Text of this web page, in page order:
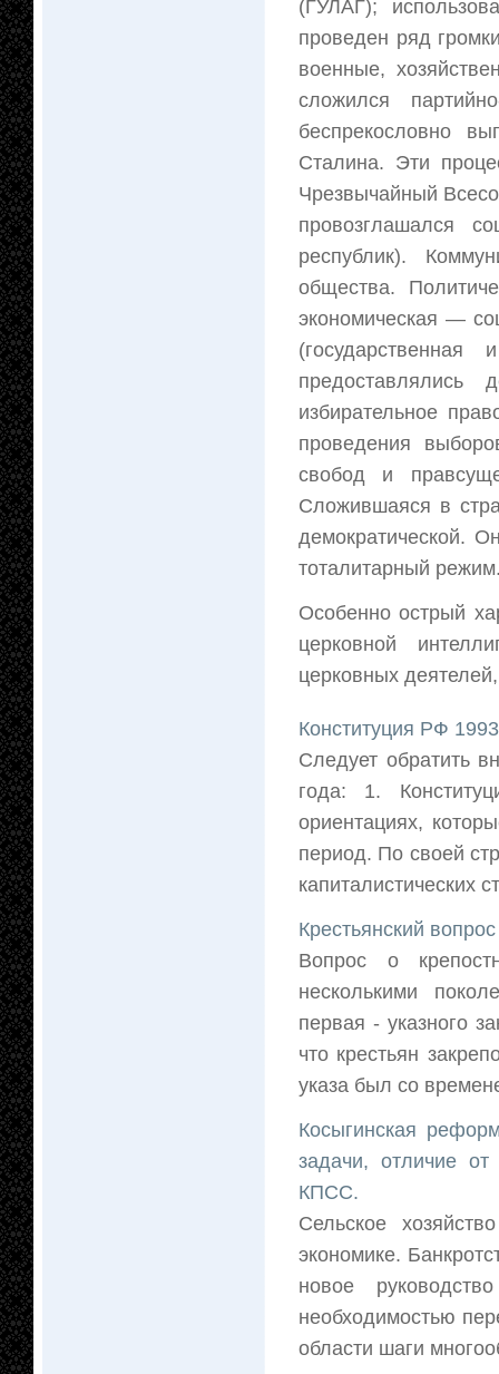
(ГУЛАГ);
проведен ряд
военные,
сложился
беспрекословно
Сталина. Эти
Чрезвычайный
провозглашался
республик).
общества.
экономическая —
избирательное
проведения
свобод и
Сложившаяся в
демократической.
тоталитарный
Особенно острый
церковной
церковных
Конституция РФ
Следует обратить
года: 1.
ориентациях,
период. По своей
капиталистических
Крестьянский
Вопрос о
несколькими
первая - указного
что крестьян
указа был со
Косыгинская
задачи, отличие
КПСС.
Сельское
экономике.
новое
необходимостью
области шаги